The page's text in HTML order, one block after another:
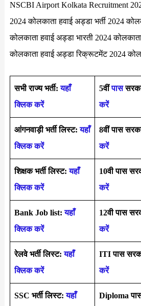
NSCBI Airport Kolkata Recruitment
2024 कोलकाता हवाई अड्डा भर्ती 2024
कोलकाता हवाई अड्डा भारती 2024
कोलकाता हवाई अड्डा रिक्रूटमेंट 2024
सभी राज्य भर्ती: यहाँ
क्लिक करें
5वींपास
करें
आंगनवाड़ी भर्ती लिस्ट: यहाँ
क्लिक करें
8वीं पास
करें
शिक्षक भर्ती लिस्ट: यहाँ
क्लिक करें
10वी पास
करें
Bank Job list: यहाँ
क्लिक करें
12वी पास
करें
रेलवे भर्ती लिस्ट: यहाँ
क्लिक करें
ITI पास
करें
SSC भर्ती लिस्ट: यहाँ
Diploma